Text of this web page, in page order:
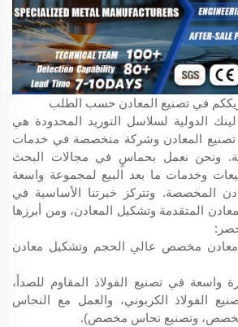
في تصنيع المعادن حسب الطلب
الدولية لسلاسل التوريد المحدودة هي
المعادن وشركة متخصصة في خدمات
ونحن نعمل بحماسٍ في مجالات البحث
وخدمات ما بعد البيع لمجموعة واسعة
المخصصة. وتتركز خبرتنا الأساسية في
المتقدمة وتشكيل المعادن، ومن أبرزها
معادن مخصص عالي الحجم وتشكيل معادن
واسعة في تصنيع الفولاذ المقاوم للصدأ،
الفولاذ الكربوني، والعمل مع النحاس
مخصص، وتصنيع نحاس مخصص).